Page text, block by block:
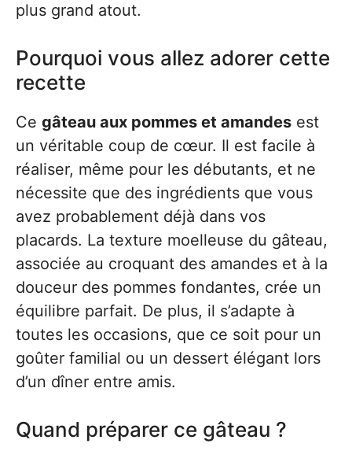
plus grand atout.
Pourquoi vous allez adorer cette
recette
Ce gâteau aux pommes et amandes est
un véritable coup de cœur. Il est facile à
réaliser, même pour les débutants, et ne
nécessite que des ingrédients que vous
avez probablement déjà dans vos
placards. La texture moelleuse du gâteau,
associée au croquant des amandes et à la
douceur des pommes fondantes, crée un
équilibre parfait. De plus, il s’adapte à
toutes les occasions, que ce soit pour un
goûter familial ou un dessert élégant lors
d’un dîner entre amis.
Quand préparer ce gâteau ?